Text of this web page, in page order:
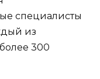
специалисты
из
300